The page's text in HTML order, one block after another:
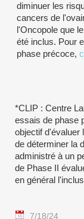
diminuer les
cancers de
l'Oncopole que
été inclus. Pour
phase précoce,
*CLIP : Centre
essais de phase
objectif d'évaluer
de déterminer la
administré à un
de Phase II
en général
7/18/24